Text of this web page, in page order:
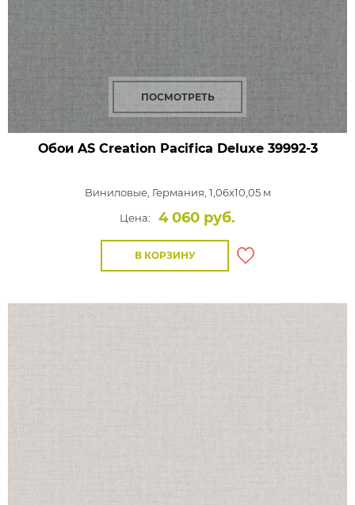
ПОСМОТРЕТЬ
Обои AS Creation Pacifica Deluxe39992-3
Виниловые, Германия, 1,06x10,05 м
Цена:
4 060 руб.
В КОРЗИНУ